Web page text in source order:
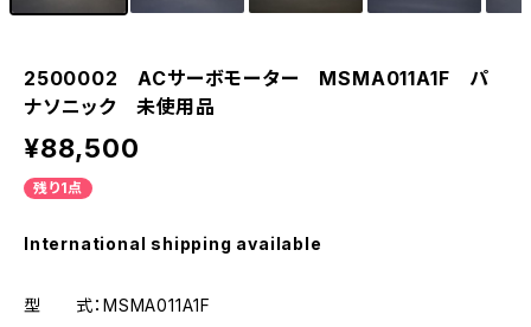
2500002 ACサーボモーター MSMA011A1F パ
ナソニック 未使用品
¥88,500
残り1点
International shipping available
型 式：MSMA011A1F